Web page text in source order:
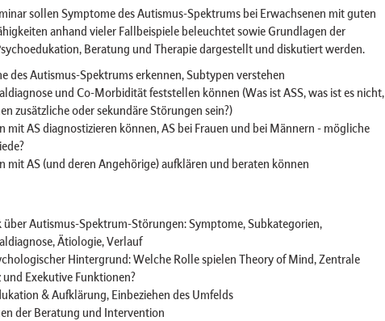
sollen Symptome des Autismus-Spektrums bei Erwachsenen mit guten
anhand vieler Fallbeispiele beleuchtet sowie Grundlagen der
Beratung und Therapie dargestellt und diskutiert werden.
des Autismus-Spektrums erkennen, Subtypen verstehen
und Co-Morbidität feststellen können (Was ist ASS, was ist es nicht,
zusätzliche oder sekundäre Störungen sein?)
mit AS diagnostizieren können, AS bei Frauen und bei Männern - mögliche
mit AS (und deren Angehörige) aufklären und beraten können
über Autismus-Spektrum-Störungen: Symptome, Subkategorien,
Ätiologie, Verlauf
Hintergrund: Welche Rolle spielen Theory of Mind, Zentrale
und Exekutive Funktionen?
& Aufklärung, Einbeziehen des Umfelds
der Beratung und Intervention